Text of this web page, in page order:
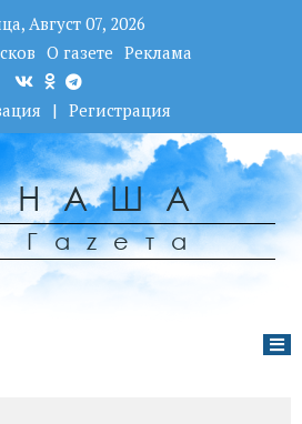
Август 07, 2026
О газете Реклама
| Регистрация
НАША
Гаzета